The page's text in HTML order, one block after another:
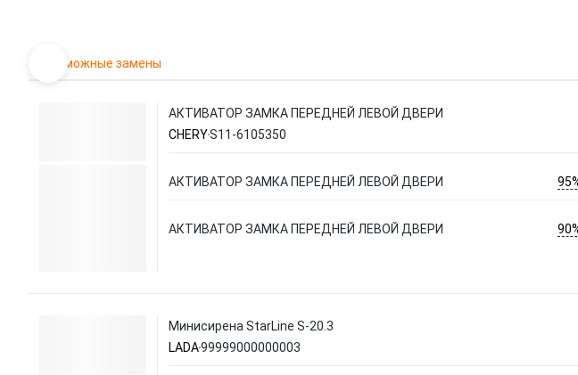
Возможные замены
АКТИВАТОР ЗАМКА ПЕРЕДНЕЙ ЛЕВОЙ ДВЕРИ
CHERYS11-6105350
АКТИВАТОР ЗАМКА ПЕРЕДНЕЙ ЛЕВОЙ ДВЕРИ
АКТИВАТОР ЗАМКА ПЕРЕДНЕЙ ЛЕВОЙ ДВЕРИ
Минисирена StarLine S-20.3
LADA99999000000003